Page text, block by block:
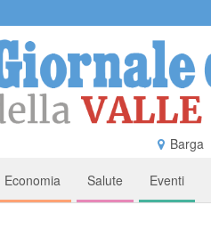
Barga
Economia Salute Eventi